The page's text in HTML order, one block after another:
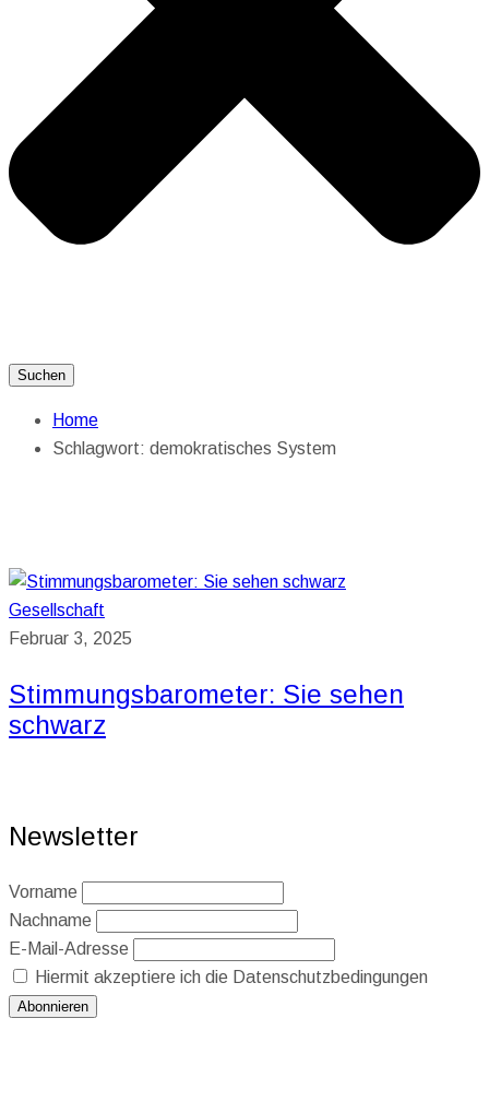
Suchen
Home
Schlagwort: demokratisches System
Gesellschaft
Februar 3, 2025
Stimmungsbarometer: Sie sehen
schwarz
Newsletter
Vorname
Nachname
E-Mail-Adresse
Hiermit akzeptiere ich die Datenschutzbedingungen